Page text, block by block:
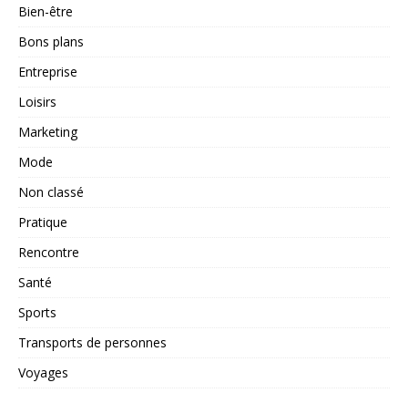
Bien-être
Bons plans
Entreprise
Loisirs
Marketing
Mode
Non classé
Pratique
Rencontre
Santé
Sports
Transports de personnes
Voyages